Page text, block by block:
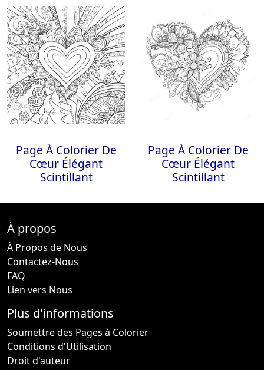
Page À Colorier De
Cœur Élégant
Scintillant
Page À Colorier De
Cœur Élégant
Scintillant
À propos
À Propos de Nous
Contactez-Nous
FAQ
Lien vers Nous
Plus d'informations
Soumettre des Pages à Colorier
Conditions d'Utilisation
Droit d'auteur